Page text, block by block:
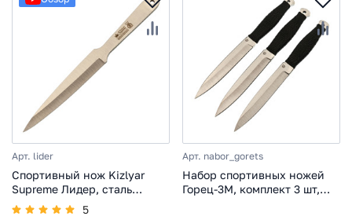
Арт. lider
Спортивный нож Kizlyar
Supreme Лидер, сталь
420HC
5
Арт. nabor_gorets
Набор спортивных ножей
Горец-3М, комплект 3 шт,